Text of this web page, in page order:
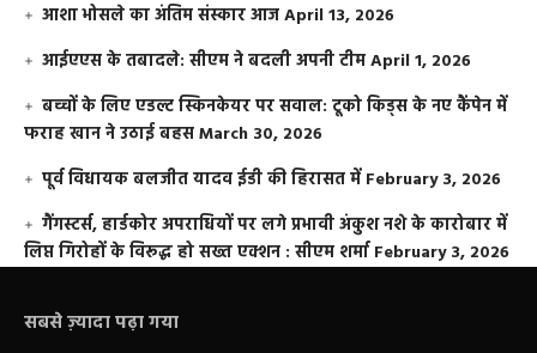
आशा भोसले का अंतिम संस्कार आजApril 13, 2026
आईएएस के तबादले: सीएम ने बदली अपनी टीमApril 1, 2026
बच्चों के लिए एडल्ट स्किनकेयर पर सवाल: टूको किड्स के नए कैंपेन में
फराह खान ने उठाई बहसMarch 30, 2026
पूर्व विधायक बलजीत यादव ईडी की हिरासत में February 3, 2026
गैंगस्टर्स, हार्डकोर अपराधियों पर लगे प्रभावी अंकुश नशे के कारोबार में
लिप्त गिरोहों के विरूद्ध हो सख्त एक्शन : सीएम शर्मा February 3, 2026
सबसे ज़्यादा पढ़ा गया